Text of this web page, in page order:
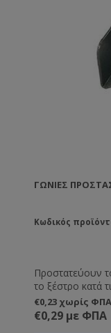
ΓΩΝΊΕΣ
Κωδικός
Προστατεύουν
το ξέστρο κατά
€0,23 χωρίς ΦΠΑ
€0,29 με ΦΠΑ